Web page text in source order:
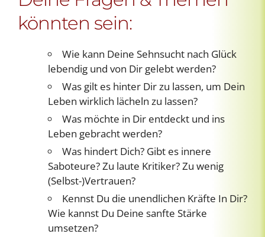
könnten sein:
Wie kann Deine Sehnsucht nach Glück
lebendig und von Dir gelebt werden?
Was gilt es hinter Dir zu lassen, um Dein
Leben wirklich lächeln zu lassen?
Was möchte in Dir entdeckt und ins
Leben gebracht werden?
Was hindert Dich? Gibt es innere
Saboteure? Zu laute Kritiker? Zu wenig
(Selbst-)Vertrauen?
Kennst Du die unendlichen Kräfte In Dir?
Wie kannst Du Deine sanfte Stärke
umsetzen?